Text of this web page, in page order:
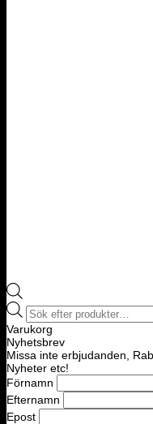
Products
search
Varukorg
Nyhetsbrev
Missa inte erbjudanden,
Nyheter etc!
Förnamn
Efternamn
Epost